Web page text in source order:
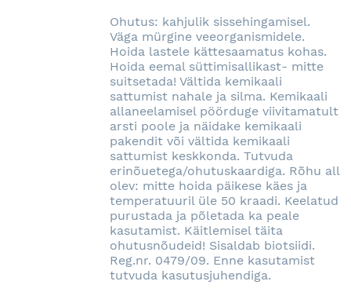
Ohutus: kahjulik sissehingamisel.
Väga mürgine veeorganismidele.
Hoida lastele kättesaamatus kohas.
Hoida eemal süttimisallikast- mitte
suitsetada! Vältida kemikaali
sattumist nahale ja silma. Kemikaali
allaneelamisel pöörduge viivitamatult
arsti poole ja näidake kemikaali
pakendit või vältida kemikaali
sattumist keskkonda. Tutvuda
erinõuetega/ohutuskaardiga. Rõhu all
olev: mitte hoida päikese käes ja
temperatuuril üle 50 kraadi. Keelatud
purustada ja põletada ka peale
kasutamist. Käitlemisel täita
ohutusnõudeid! Sisaldab biotsiidi.
Reg.nr. 0479/09. Enne kasutamist
tutvuda kasutusjuhendiga.